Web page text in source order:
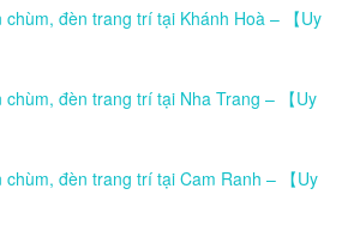
chùm, đèn trang trí tại Khánh Hoà – 【Uy
chùm, đèn trang trí tại Nha Trang – 【Uy
chùm, đèn trang trí tại Cam Ranh – 【Uy